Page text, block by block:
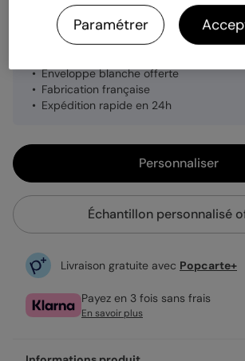
Enveloppe blanche offerte
Fabrication française
Expédition rapide en 24h
Personnaliser
Échantillon personnalisé
Livraison gratuite avec Popcarte+
Payez en 3 fois sans frais
En savoir plus
Paramétrer